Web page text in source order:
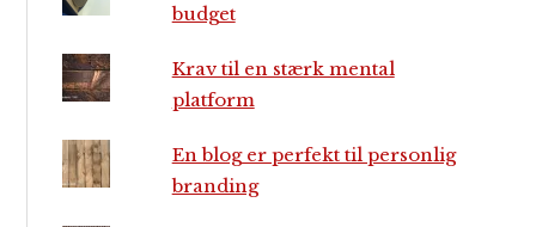
budget
Krav til en stærk mental
platform
En blog er perfekt til personlig
branding